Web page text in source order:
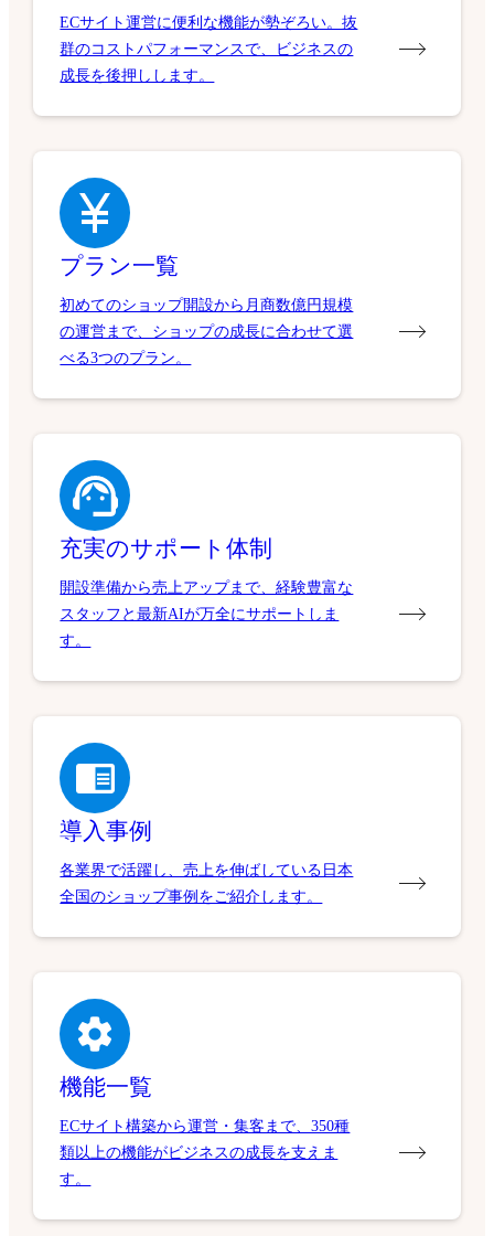
ECサイト運営に便利な機能が勢ぞろい。抜
群のコストパフォーマンスで、ビジネスの
成長を後押しします。
プラン一覧
初めてのショップ開設から月商数億円規模
の運営まで、ショップの成長に合わせて選
べる3つのプラン。
充実のサポート体制
開設準備から売上アップまで、経験豊富な
スタッフと最新AIが万全にサポートしま
す。
導入事例
各業界で活躍し、売上を伸ばしている日本
全国のショップ事例をご紹介します。
機能一覧
ECサイト構築から運営・集客まで、350種
類以上の機能がビジネスの成長を支えま
す。